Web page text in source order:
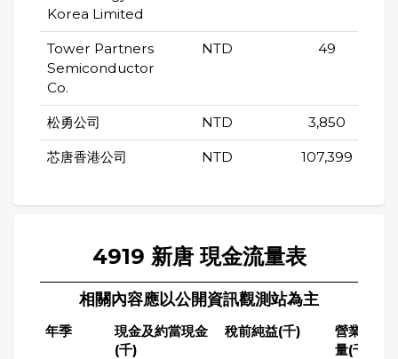
Korea Limited
Tower Partners
Semiconductor
Co.
NTD 49
松勇公司 NTD 3,850
芯唐香港公司 NTD 107,399
4919 新唐 現金流量表
相關內容應以公開資訊觀測站為主
年季
現金及約當現金
(千)
稅前純益(千)
營業活動
量(千)